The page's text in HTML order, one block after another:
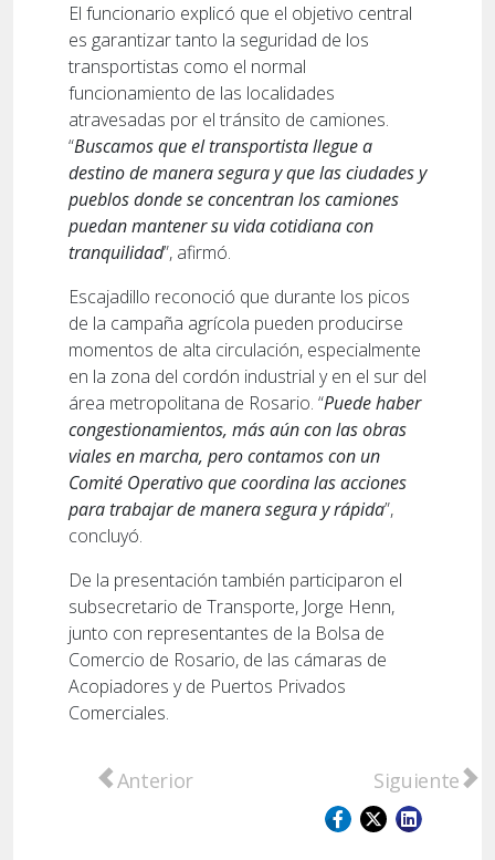
El funcionario explicó que el objetivo central
es garantizar tanto la seguridad de los
transportistas como el normal
funcionamiento de las localidades
atravesadas por el tránsito de camiones.
“Buscamos que el transportista llegue a
destino de manera segura y que las ciudades y
pueblos donde se concentran los camiones
puedan mantener su vida cotidiana con
tranquilidad”, afirmó.
Escajadillo reconoció que durante los picos
de la campaña agrícola pueden producirse
momentos de alta circulación, especialmente
en la zona del cordón industrial y en el sur del
área metropolitana de Rosario. “Puede haber
congestionamientos, más aún con las obras
viales en marcha, pero contamos con un
Comité Operativo que coordina las acciones
para trabajar de manera segura y rápida”,
concluyó.
De la presentación también participaron el
subsecretario de Transporte, Jorge Henn,
junto con representantes de la Bolsa de
Comercio de Rosario, de las cámaras de
Acopiadores y de Puertos Privados
Comerciales.
Artículo anterior: Violencia en Capitán
Anterior Artículo
Siguiente